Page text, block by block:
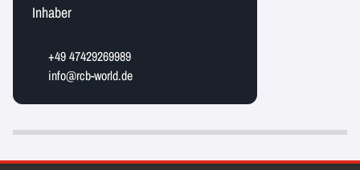
Inhaber
+49 47429269989
info@rcb-world.de